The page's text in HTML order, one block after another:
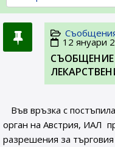
12 януари
Във връзка с
орган на Австрия, ИАЛ
разрешения за